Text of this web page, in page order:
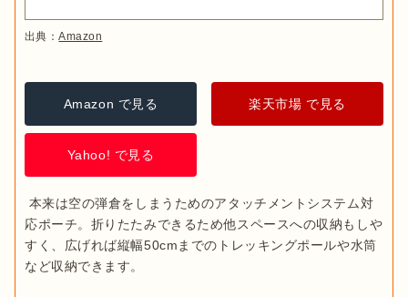
出典：Amazon
Amazon で見る 楽天市場 で見る
Yahoo! で見る
応ポーチ。折りたたみできるため他スペースへの収納もしや
すく、広げれば縦幅50cmまでのトレッキングポールや水筒
など収納できます。